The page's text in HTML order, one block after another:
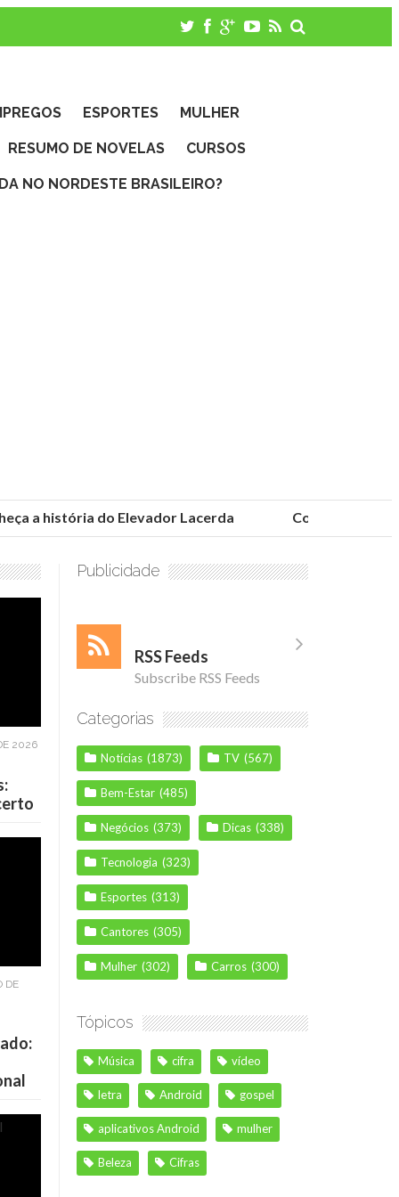
ESPORTES MULHER
RESUMO DE NOVELAS CURSOS
NO NORDESTE BRASILEIRO?
a história do Elevador Lacerda Conheça as
2026
DE
Publicidade
RSS Feeds
Subscribe RSS Feeds
Categorias
Notícias (1873) TV (567)
Bem-Estar (485)
Negócios (373) Dicas (338)
Tecnologia (323)
Esportes (313)
Cantores (305)
Mulher (302) Carros (300)
Tópicos
Música cifra vídeo
letra Android gospel
aplicativos Android mulher
Beleza Cifras